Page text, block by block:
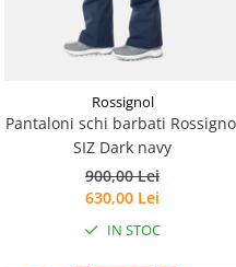
Rossignol
Pantaloni schi barbati
SIZ Dark navy
900,00 Lei
630,00 Lei
IN STOC